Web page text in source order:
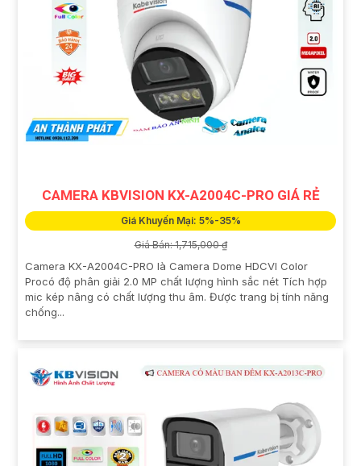
CAMERA KBVISION KX-A2004C-PRO GIÁ RẺ
Giá Khuyến Mại: 5%-35%
Giá Bán: 1,715,000 ₫
Camera KX-A2004C-PRO là Camera Dome HDCVI Color
Procó độ phân giải 2.0 MP chất lượng hình sắc nét Tích hợp
mic kép nâng có chất lượng thu âm. Được trang bị tính năng
chống...